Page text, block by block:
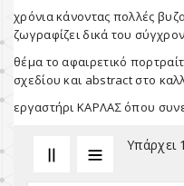
χρόνια κάνοντας πολλές
ζωγραφίζει δικά του
θέμα το αφαιρετικό
σχεδίου και abstract στο
εργαστήρι ΚΑΡΛΑΣ όπου
Υπάρχει